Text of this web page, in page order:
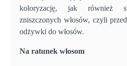
koloryzację, jak również
zniszczonych włosów, czyli
odżywki do włosów.
Na ratunek włosom